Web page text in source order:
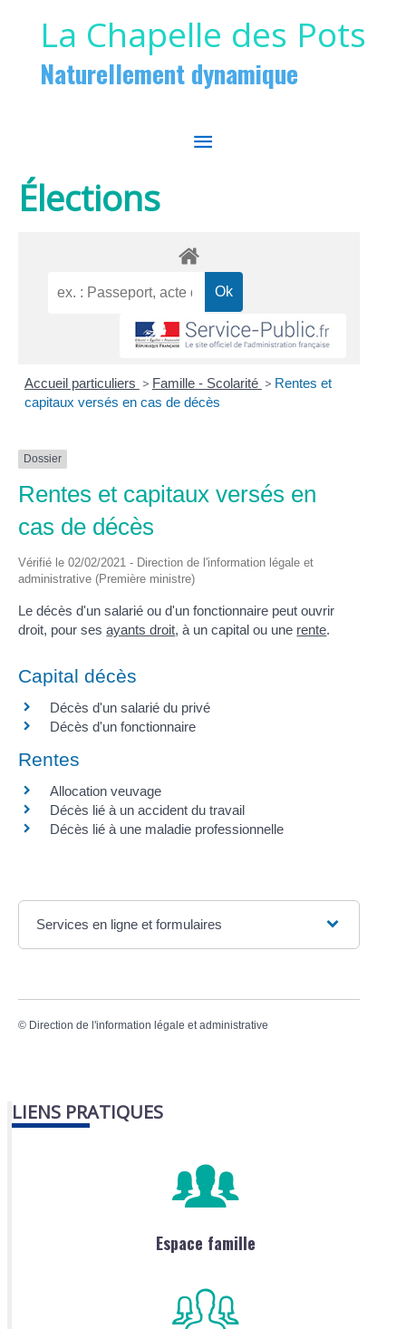
La Chapelle des Pots
Naturellement dynamique
MENU
Élections
Accueil particuliers > Famille - Scolarité > Rentes et
capitaux versés en cas de décès
Dossier
Rentes et capitaux versés en
cas de décès
Vérifié le 02/02/2021 - Direction de l'information légale et
administrative (Première ministre)
Le décès d'un salarié ou d'un fonctionnaire peut ouvrir
droit, pour sesayants droit, à un capital ou une rente.
Capital décès
Décès d'un salarié du privé
Décès d'un fonctionnaire
Rentes
Allocation veuvage
Décès lié à un accident du travail
Décès lié à une maladie professionnelle
Services en ligne et formulaires
© Direction de l'information légale et administrative
LIENS PRATIQUES
Espace famille